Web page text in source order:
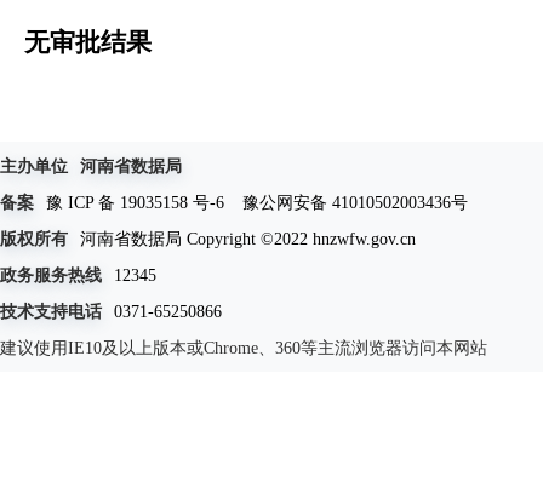
无审批结果
主办单位
河南省数据局
备案
豫 ICP 备 19035158 号-6
豫公网安备 41010502003436号
版权所有
河南省数据局 Copyright ©2022 hnzwfw.gov.cn
政务服务热线
12345
技术支持电话
0371-65250866
建议使用IE10及以上版本或Chrome、360等主流浏览器访问本网站